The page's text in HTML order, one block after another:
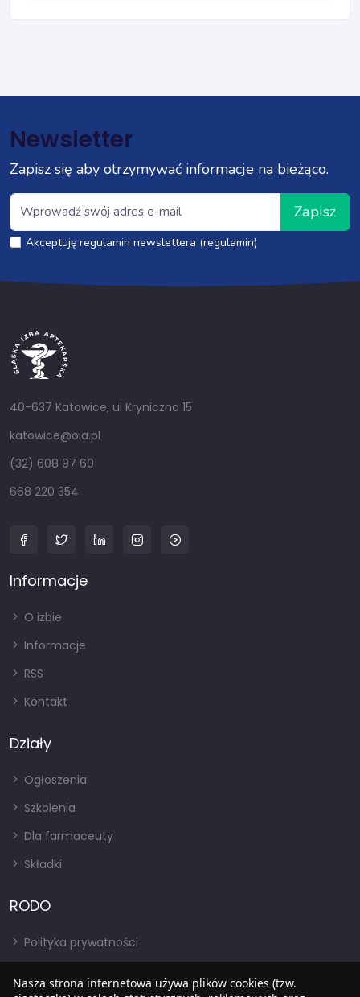
Newsletter
Zapisz się aby otrzymywać informacje na bieżąco.
Zapisz
Akceptuję regulamin newslettera (regulamin)
40-637 Katowice, ul Kryniczna 15
katowice@oia.pl
(32) 608 97 60
668 220 354
Informacje
O izbie
Informacje
RSS
Kontakt
Działy
Ogłoszenia
Szkolenia
Dla farmaceuty
Składki
RODO
Polityka prywatności
Nasza strona internetowa używa plików cookies (tzw.